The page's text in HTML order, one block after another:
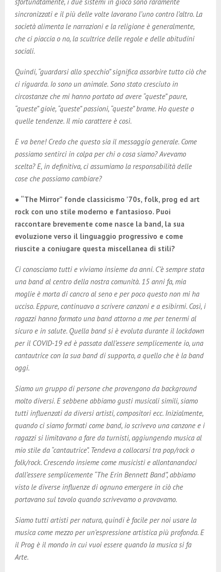
sincronizzati e il più delle volte lavorano l’uno contro l’altro. La
società alimenta le narrazioni e la religione è generalmente,
che ci piaccia o no, la scultrice delle regole e delle abitudini
sociali.
Quindi, “guardarsi allo specchio” significa assorbire tutto ciò che
ci riguarda. Io sono un animale. Sono stato cresciuto in
circostanze che mi hanno portato ad avere “queste” paure,
“queste” gioie, “queste” passioni, “queste” brame. Ho queste o
quelle tendenze. Il mio carattere è così.
E va bene! Credo che questo sia il messaggio generale. Come
possiamo sentirci in colpa per chi o cosa siamo? Avevamo
scelta? E, in definitiva, ci assumiamo la responsabilità delle
cose che possiamo cambiare?
● “The Mirror” fonde classicismo ’70s, folk, prog ed art
rock con uno stile moderno e fantasioso. Puoi
raccontare brevemente come nasce la band, la sua
evoluzione verso il linguaggio progressivo e come
riuscite a coniugare questa miscellanea di stili?
Ci conosciamo tutti e viviamo insieme da anni. C’è sempre stata
una band al centro della nostra comunità. 15 anni fa, mia
moglie è morta di cancro al seno e per poco questo non mi ha
ucciso. Eppure, continuavo a scrivere canzoni e a esibirmi. Così, i
ragazzi hanno formato una band attorno a me per tenermi al
sicuro e in salute. Quella band si è evoluta durante il lockdown
per il COVID-19 ed è passata dall’essere semplicemente io, una
cantautrice con la sua band di supporto, a quello che è la band
oggi.
Siamo un gruppo di persone che provengono da background
molto diversi. E sebbene abbiamo gusti musicali simili, siamo
tutti influenzati da diversi artisti, compositori ecc. Inizialmente,
quando ci siamo formati come band, io scrivevo una canzone e i
ragazzi si limitavano a fare da turnisti, aggiungendo musica al
mio stile da “cantautrice”. Tendeva a collocarsi tra pop/rock o
folk/rock. Crescendo insieme come musicisti e allontanandoci
dall’essere semplicemente “The Erin Bennett Band”, abbiamo
visto le diverse influenze di ognuno emergere in ciò che
portavano sul tavolo quando scrivevamo o provavamo.
Siamo tutti artisti per natura, quindi è facile per noi usare la
musica come mezzo per un’espressione artistica più profonda. E
il Prog è il mondo in cui vuoi essere quando la musica si fa
Arte.